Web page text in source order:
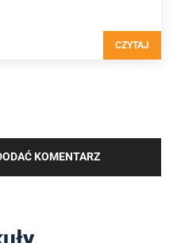
CZYTAJ
KOMENTARZ